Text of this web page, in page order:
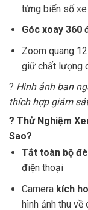
từng biển số
Góc xoay 360
Zoom quang
giữ chất lượng
? Hình ảnh ban
thích hợp giám
? Thử Nghiệm
Sao?
Tắt toàn bộ
điện thoại
Camera kích
hình ảnh thu về